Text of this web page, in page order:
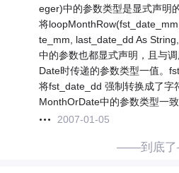
eger)中的参数类型是显式声明
将
te_mm, last_date_dd As
中的参数也都显式声明，且与
Date时传递的参数类型一值。
将fst_date_dd 强制转换成了字
MonthOrDate中的参数类型一致
2007-01-05
——到底